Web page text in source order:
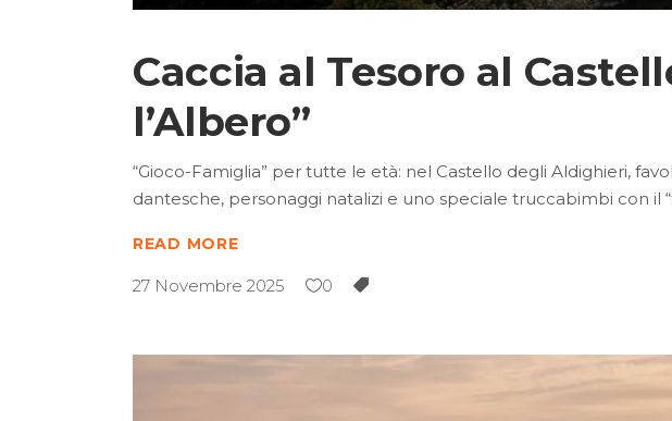
Caccia al Tesoro al
l’Albero”
“Gioco-Famiglia” per tutte le età: nel Castello degli Aldighieri,
dantesche, personaggi natalizi e uno speciale truccabimbi con il
READ MORE
27 Novembre 2025 0